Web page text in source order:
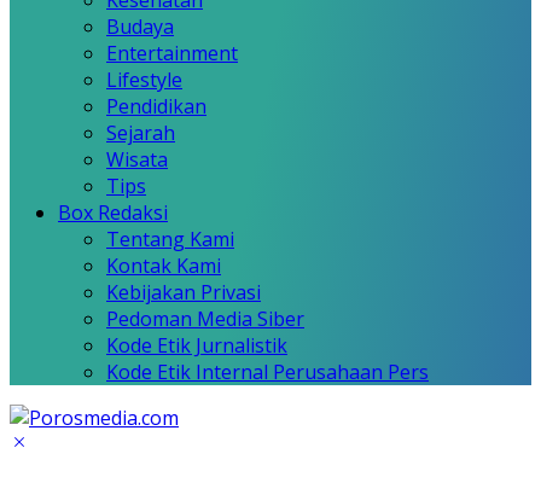
Budaya
Entertainment
Lifestyle
Pendidikan
Sejarah
Wisata
Tips
Box Redaksi
Tentang Kami
Kontak Kami
Kebijakan Privasi
Pedoman Media Siber
Kode Etik Jurnalistik
Kode Etik Internal Perusahaan Pers